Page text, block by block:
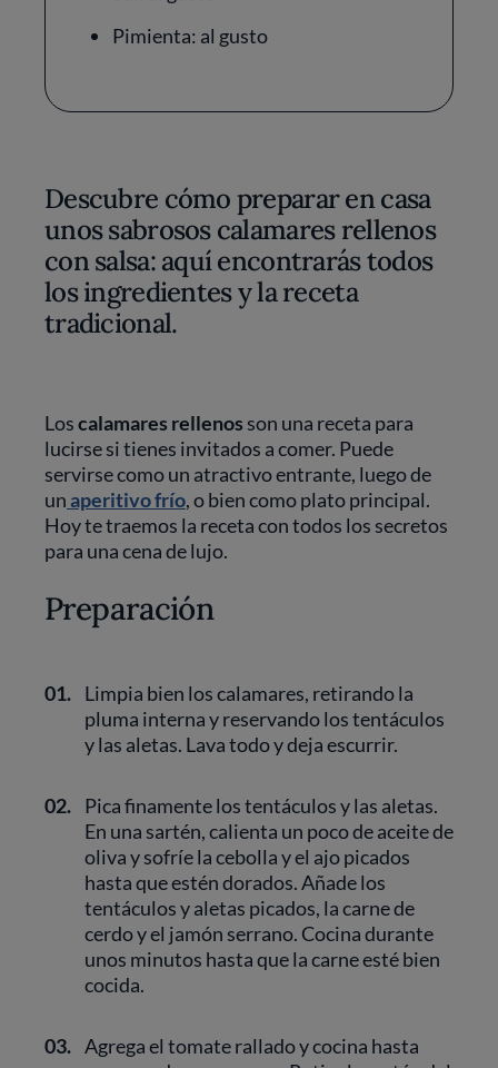
Pimienta: al gusto
Descubre cómo preparar en casa
unos sabrosos calamares rellenos
con salsa: aquí encontrarás todos
los ingredientes y la receta
tradicional.
Loscalamares rellenosson una receta para
lucirse si tienes invitados a comer. Puede
servirse como un atractivo entrante, luego de
un aperitivo frío, o bien como plato principal.
Hoy te traemos la receta con todos los secretos
para una cena de lujo.
Preparación
01. Limpia bien los calamares, retirando la
pluma interna y reservando los tentáculos
y las aletas. Lava todo y deja escurrir.
02. Pica finamente los tentáculos y las aletas.
En una sartén, calienta un poco de aceite de
oliva y sofríe la cebolla y el ajo picados
hasta que estén dorados. Añade los
tentáculos y aletas picados, la carne de
cerdo y el jamón serrano. Cocina durante
unos minutos hasta que la carne esté bien
cocida.
03. Agrega el tomate rallado y cocina hasta